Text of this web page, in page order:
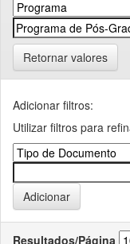
Retornar valores
Adicionar filtros:
Utilizar filtros para
Resultados/Página